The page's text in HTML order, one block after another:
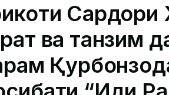
Сардори
ва танзим